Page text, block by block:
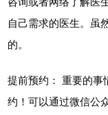
自己需求的医生。虽
的。
提前预约： 重要的事
约！可以通过微信公